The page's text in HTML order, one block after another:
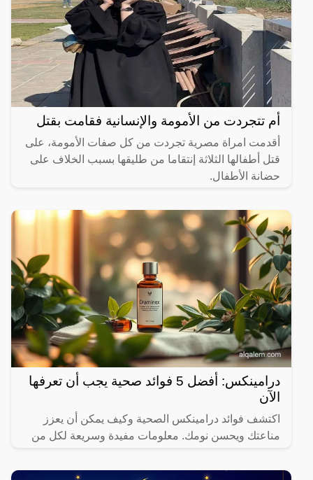
أم تتجردت من الأمومة والإنسانية فقامت بقتل
أقدمت امراة مصرية تجردت من كل صفات الأمومة، على
قتل أطفالها الثلاثة إنتقاما من طليقها بسبب الخلاف على
حضانة الأطفال.
درامينكس: أفضل 5 فوائد صحية يجب أن تعرفها
الآن
اكتشف فوائد درامينكس الصحية وكيف يمكن أن يعزز
مناعتك ويحسن نومك. معلومات مفيدة وسريعة لكل من